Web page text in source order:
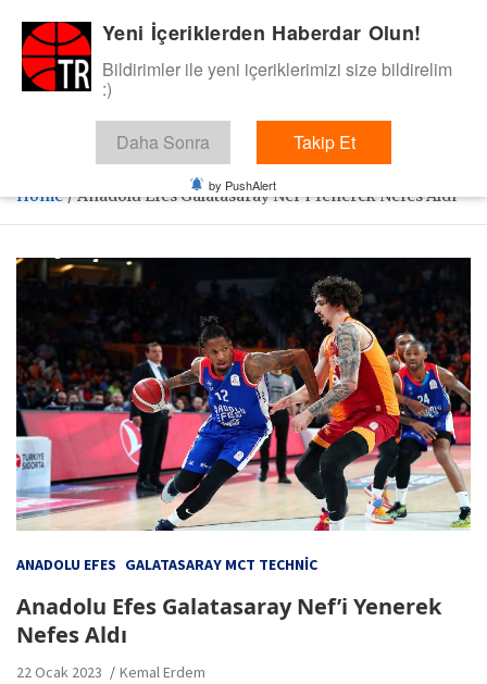
content
BasketTR
Sol dip çizgiden bir basket de bizden gelsin dedik.
Home Anadolu Efes Galatasaray Nef’i Yenerek Nefes Aldı
ANADOLU EFES GALATASARAY MCT TECHNIC
Anadolu Efes Galatasaray Nef’i Yenerek
Nefes Aldı
22 Ocak 2023 Kemal Erdem
Yeni İçeriklerden Haberdar Olun!
Bildirimler ile yeni içeriklerimizi size bildirelim
:)
Daha Sonra Takip Et
by PushAlert